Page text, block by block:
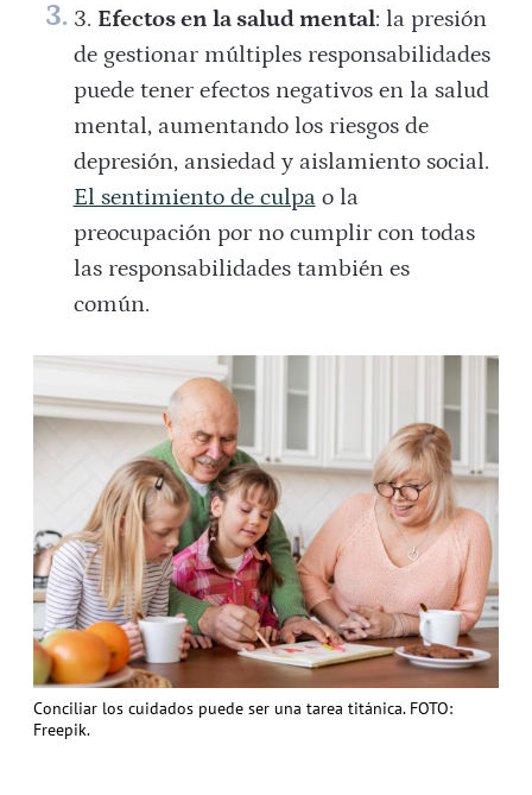
Efectos en la salud mental: la presión
de gestionar múltiples responsabilidades
puede tener efectos negativos en la salud
mental, aumentando los riesgos de
depresión, ansiedad y aislamiento social.
El sentimiento de culpao la
preocupación por no cumplir con todas
las responsabilidades también es
común.
Conciliar los cuidados puede ser una tarea titánica. FOTO:
Freepik.